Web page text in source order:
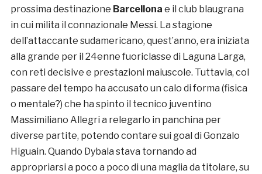
prossima destinazione Barcellona e il club blaugrana
in cui milita il connazionale Messi. La stagione
dell’attaccante sudamericano, quest’anno, era iniziata
alla grande per il 24enne fuoriclasse di Laguna Larga,
con reti decisive e prestazioni maiuscole. Tuttavia, col
passare del tempo ha accusato un calo di forma (fisica
o mentale?) che ha spinto il tecnico juventino
Massimiliano Allegri a relegarlo in panchina per
diverse partite, potendo contare sui goal di Gonzalo
Higuain. Quando Dybala stava tornando ad
appropriarsi a poco a poco di una maglia da titolare, su